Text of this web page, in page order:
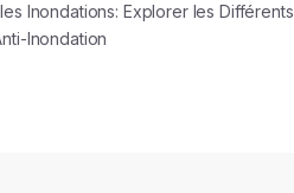
Inondations: Explorer les Différents
Inondation